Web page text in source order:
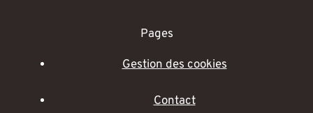
Pages
Gestion des cookies
Contact